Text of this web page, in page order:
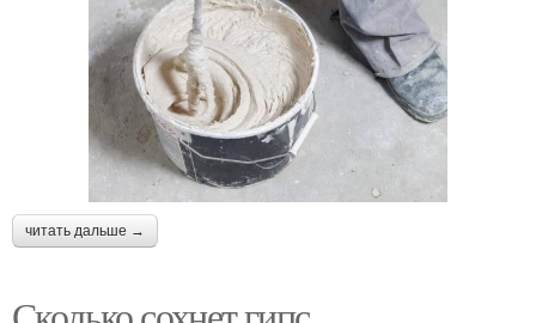
читать дальше →